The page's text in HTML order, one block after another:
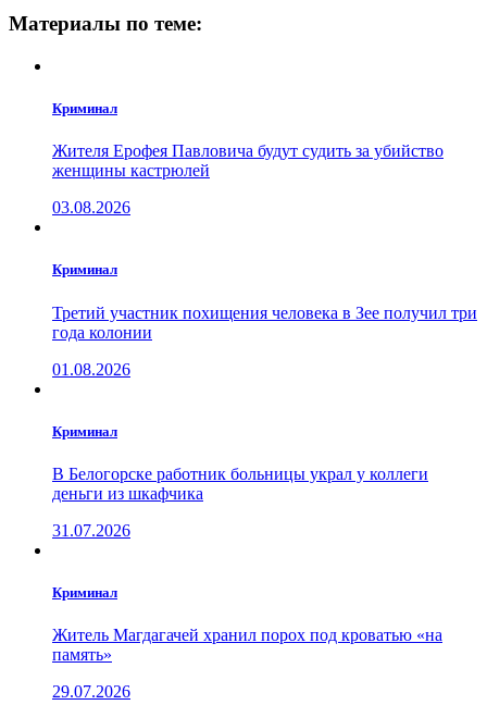
Материалы по теме:
Криминал
Жителя Ерофея Павловича будут судить за убийство
женщины кастрюлей
03.08.2026
Криминал
Третий участник похищения человека в Зее получил три
года колонии
01.08.2026
Криминал
В Белогорске работник больницы украл у коллеги
деньги из шкафчика
31.07.2026
Криминал
Житель Магдагачей хранил порох под кроватью «на
память»
29.07.2026